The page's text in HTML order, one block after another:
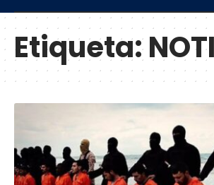
Etiqueta: